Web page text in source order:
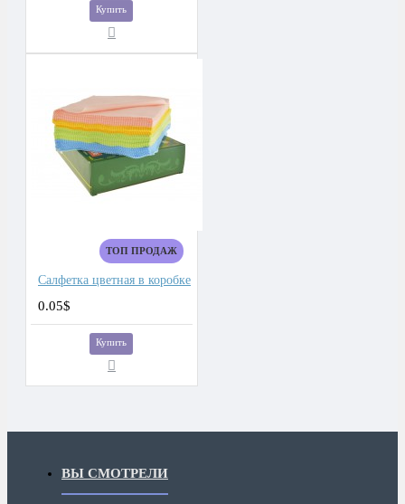
Купить
ТОП ПРОДАЖ
Салфетка цветная в коробке
0.05$
Купить
ВЫ СМОТРЕЛИ